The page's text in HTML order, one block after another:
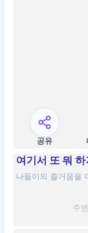
공유
여기서 또 뭐 하
나들이의 즐거움을
주